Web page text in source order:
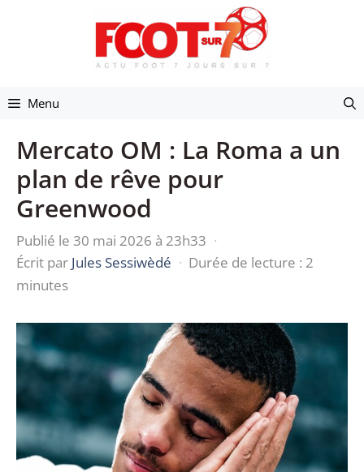
Menu
Mercato OM : La Roma a un
plan de rêve pour
Greenwood
Publié le 30 mai 2026 à 23h33 ·
Écrit par Jules Sessiwèdé · Durée de lecture : 2
minutes